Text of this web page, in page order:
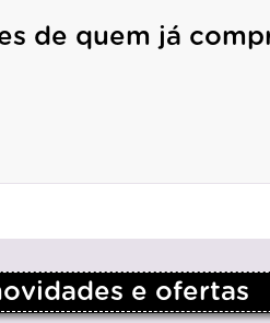
de quem já
e ofertas